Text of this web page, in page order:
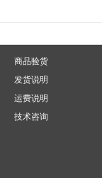
商品验货
发货说明
运费说明
技术咨询